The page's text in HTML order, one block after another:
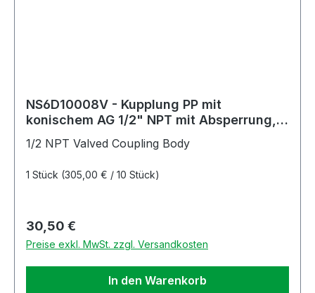
NS6D10008V - Kupplung PP mit
konischem AG 1/2" NPT mit Absperrung,
1/2 NPT Valved Coupling Body
1 Stück (305,00 € / 10 Stück)
Regulärer Preis:
30,50 €
Preise exkl. MwSt. zzgl. Versandkosten
In den Warenkorb